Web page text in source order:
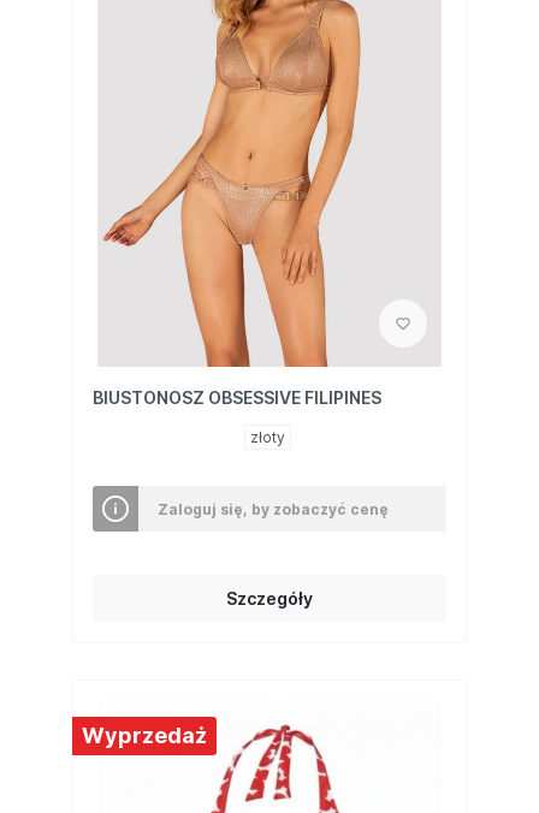
BIUSTONOSZ OBSESSIVE FILIPINES
złoty
Zaloguj się, by zobaczyć cenę
Szczegóły
Wyprzedaż